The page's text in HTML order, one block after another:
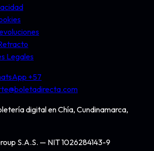
Legales
+57
digital enChía, Cundinamarca,
S.A.S. — NIT1026284143-9